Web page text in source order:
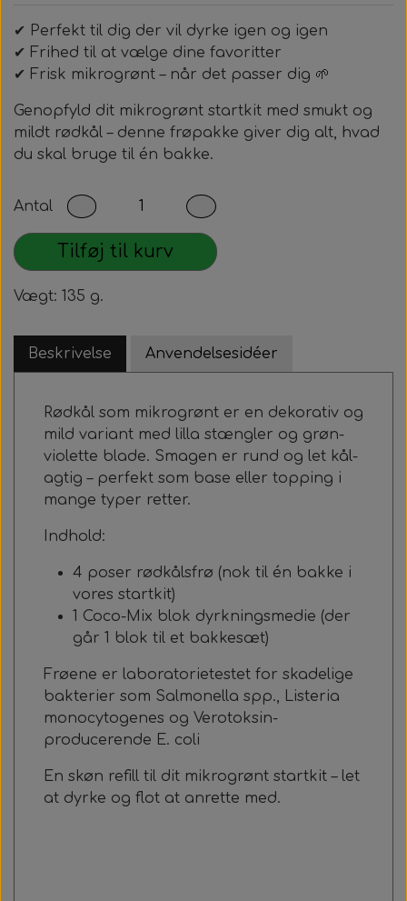
✔ Perfekt til dig der vil dyrke igen og igen
✔ Frihed til at vælge dine favoritter
✔ Frisk mikrogrønt – når det passer dig 🌱
Genopfyld dit mikrogrønt startkit med smukt og
mildt rødkål – denne frøpakke giver dig alt, hvad
du skal bruge til én bakke.
Antal
Tilføj til kurv
Vægt: 135 g.
Beskrivelse Anvendelsesidéer
Rødkål som mikrogrønt er en dekorativ og
mild variant med lilla stængler og grøn-
violette blade. Smagen er rund og let kål-
agtig – perfekt som base eller topping i
mange typer retter.
Indhold:
4 poser rødkålsfrø (nok til én bakke i
vores startkit)
1 Coco-Mix blok dyrkningsmedie (der
går 1 blok til et bakkesæt)
Frøene er laboratorietestet for skadelige
bakterier som Salmonella spp., Listeria
monocytogenes og Verotoksin-
producerende E. coli
En skøn refill til dit mikrogrønt startkit – let
at dyrke og flot at anrette med.